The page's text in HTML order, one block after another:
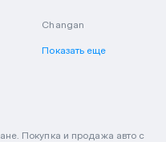
Changan
Показать еще
Покупка и продажа авто с